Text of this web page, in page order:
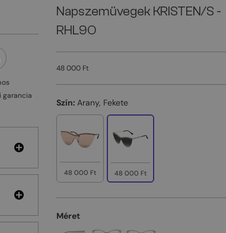
garancia
Napszemüvegek KRISTEN/S -
RHL9O
48 000 Ft
Szín: Arany, Fekete
48 000 Ft 48 000 Ft
Méret